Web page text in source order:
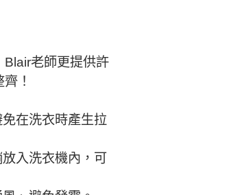
Blair老師更提供許
！
在洗衣時產生拉
入洗衣機內，可